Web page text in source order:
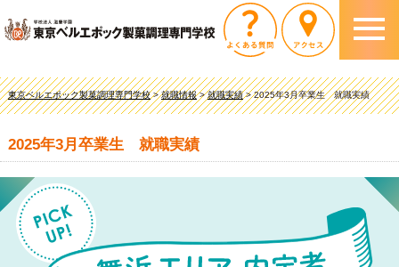
東京ベルエポック製菓調理専門学校>就職情報>就職実績>2025年3月卒業生 就職実績
2025年3月卒業生 就職実績